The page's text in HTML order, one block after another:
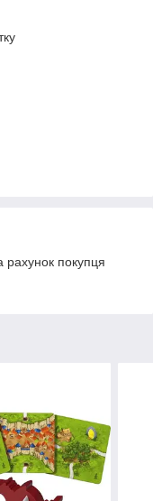
рахунок покупця